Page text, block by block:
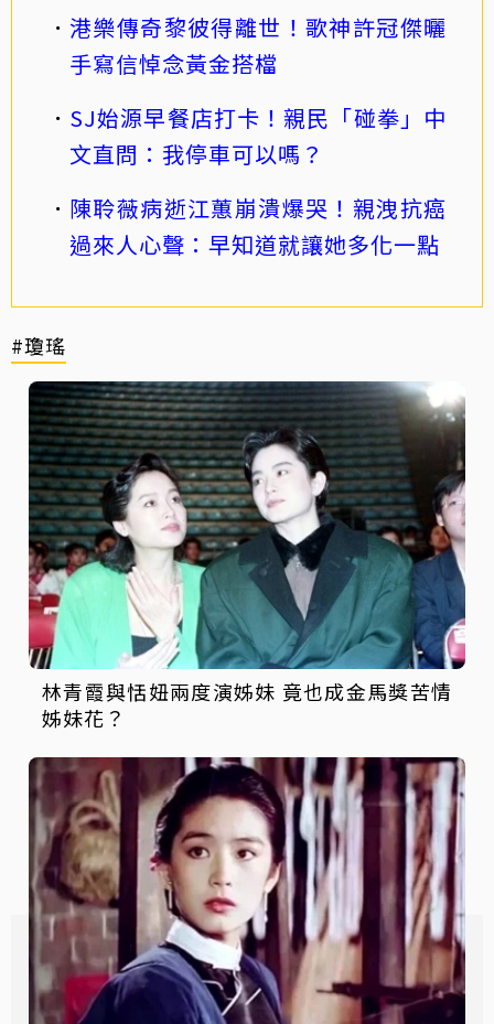
港樂傳奇黎彼得離世！歌神許冠傑曬
手寫信悼念黃金搭檔
SJ始源早餐店打卡！親民「碰拳」中
文直問：我停車可以嗎？
陳聆薇病逝江蕙崩潰爆哭！親洩抗癌
過來人心聲：早知道就讓她多化一點
#瓊瑤
林青霞與恬妞兩度演姊妹 竟也成金馬獎苦情
姊妹花？